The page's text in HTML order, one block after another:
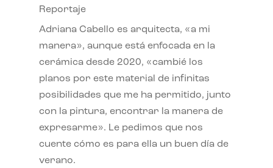
Reportaje
Adriana Cabello es arquitecta, «a mi
manera», aunque está enfocada en la
cerámica desde 2020, «cambié los
planos por este material de infinitas
posibilidades que me ha permitido, junto
con la pintura, encontrar la manera de
expresarme». Le pedimos que nos
cuente cómo es para ella un buen día de
verano.